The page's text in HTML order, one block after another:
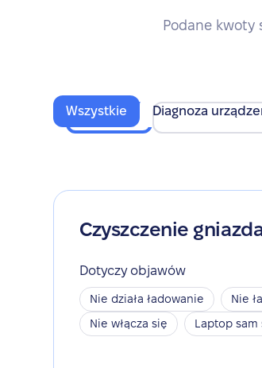
Podane kwoty
Wszystkie Diagnoza
Czyszczenie
Dotyczy objawów
Nie działa ładowanie Nie
Nie włącza się
Laptop